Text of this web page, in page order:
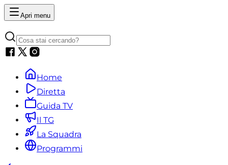
Apri menu
Home
Diretta
Guida TV
Il TG
La Squadra
Programmi